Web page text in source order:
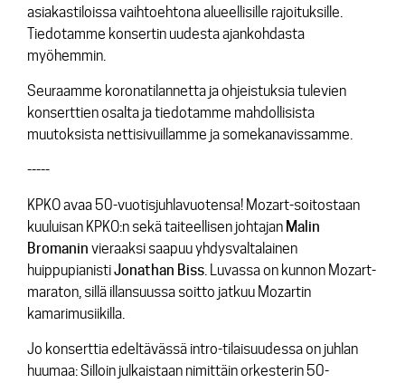
asiakastiloissa vaihtoehtona alueellisille rajoituksille.
Tiedotamme konsertin uudesta ajankohdasta
myöhemmin.
Seuraamme koronatilannetta ja ohjeistuksia tulevien
konserttien osalta ja tiedotamme mahdollisista
muutoksista nettisivuillamme ja somekanavissamme.
-----
KPKO avaa 50-vuotisjuhlavuotensa! Mozart-soitostaan
kuuluisan KPKO:n sekä taiteellisen johtajan Malin
Bromanin vieraaksi saapuu yhdysvaltalainen
huippupianistiJonathan Biss. Luvassa on kunnon Mozart-
maraton, sillä illansuussa soitto jatkuu Mozartin
kamarimusiikilla.
Jo konserttia edeltävässä intro-tilaisuudessa on juhlan
huumaa: Silloin julkaistaan nimittäin orkesterin 50-